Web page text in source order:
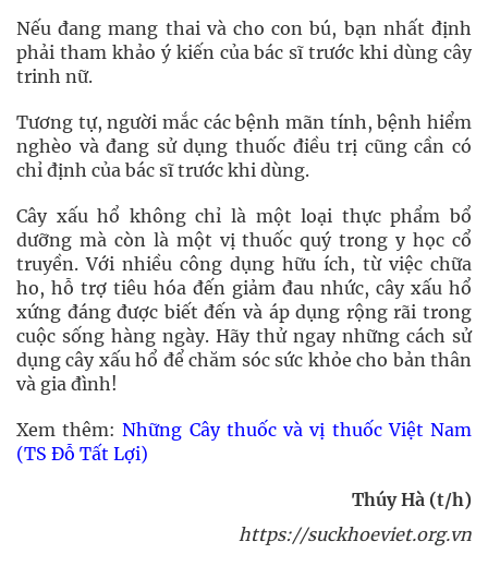
Nếu đang mang thai và cho con bú, bạn nhất định
phải tham khảo ý kiến của bác sĩ trước khi dùng cây
trinh nữ.
Tương tự, người mắc các bệnh mãn tính, bệnh hiểm
nghèo và đang sử dụng thuốc điều trị cũng cần có
chỉ định của bác sĩ trước khi dùng.
Cây xấu hổ không chỉ là một loại thực phẩm bổ
dưỡng mà còn là một vị thuốc quý trong y học cổ
truyền. Với nhiều công dụng hữu ích, từ việc chữa
ho, hỗ trợ tiêu hóa đến giảm đau nhức, cây xấu hổ
xứng đáng được biết đến và áp dụng rộng rãi trong
cuộc sống hàng ngày. Hãy thử ngay những cách sử
dụng cây xấu hổ để chăm sóc sức khỏe cho bản thân
và gia đình!
Xem thêm:Những Cây thuốc và vị thuốc Việt Nam
(TS Đỗ Tất Lợi)
Thúy Hà (t/h)
https://suckhoeviet.org.vn